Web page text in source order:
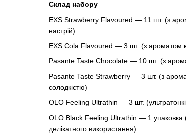
Склад набору
EXS Strawberry Flavoured — 11 шт. (з
настрій)
EXS Cola Flavoured — 3 шт. (з ароматом
Pasante Taste Chocolate — 10 шт. (з
Pasante Taste Strawberry — 3 шт. (з
солодкістю)
OLO Feeling Ultrathin — 3 шт.
OLO Black Feeling Ultrathin — 1 упаковка
делікатного використання)